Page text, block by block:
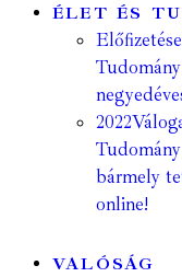
ÉLET ÉS
2022
bármely
online!
VALÓSÁG